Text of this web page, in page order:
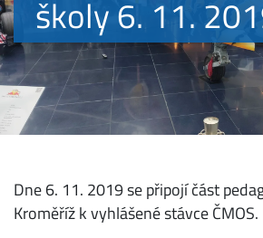
školy 6. 11.
Dne 6. 11. 2019 se připojí část
Kroměříž k vyhlášené stávce ČMOS.